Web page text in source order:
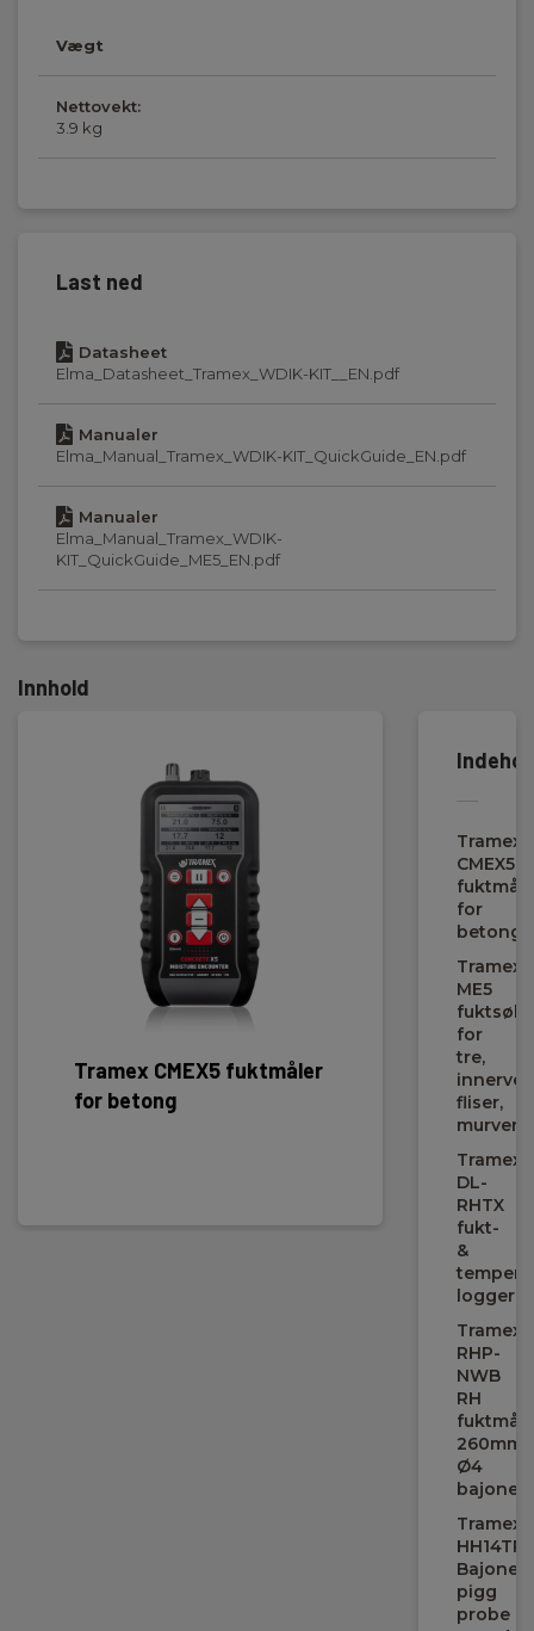
Vægt
Nettovekt:
3.9 kg
Last ned
Datasheet
Elma_Datasheet_Tramex_WDIK-KIT__EN.pdf
Manualer
Elma_Manual_Tramex_WDIK-KIT_QuickGuide_EN.pdf
Manualer
Elma_Manual_Tramex_WDIK-
KIT_QuickGuide_ME5_EN.pdf
Innhold
Tramex CMEX5 fuktmåler
for betong
for
fliser,
Tramex
CMEX5
for
betong
Tramex
ME5
for
tre,
fliser,
murverk
Tramex
DL-
RHTX
fukt-
&
logger
Tramex
RHP-
NWB
RH
260mm/
Ø4
Tramex
Bajonett
pigg
probe